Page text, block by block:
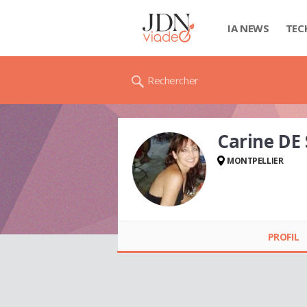
IA NEWS
Rechercher
Carine DE
MONTPELLIER
PROFIL